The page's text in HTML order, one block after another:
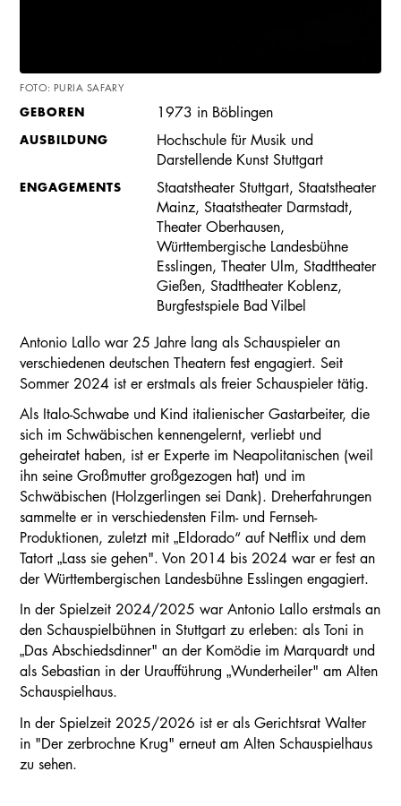
GEBOREN 1973 in Böblingen
AUSBILDUNG
Hochschule für Musik und
Darstellende Kunst Stuttgart
ENGAGEMENTS
Staatstheater Stuttgart, Staatstheater
Mainz, Staatstheater Darmstadt,
Theater Oberhausen,
Württembergische Landesbühne
Esslingen, Theater Ulm, Stadttheater
Gießen, Stadttheater Koblenz,
Burgfestspiele Bad Vilbel
Antonio Lallo war 25 Jahre lang als Schauspieler an
verschiedenen deutschen Theatern fest engagiert. Seit
Sommer 2024 ist er erstmals als freier Schauspieler tätig.
Als Italo-Schwabe und Kind italienischer Gastarbeiter, die
sich im Schwäbischen kennengelernt, verliebt und
geheiratet haben, ist er Experte im Neapolitanischen (weil
ihn seine Großmutter großgezogen hat) und im
Schwäbischen (Holzgerlingen sei Dank). Dreherfahrungen
sammelte er in verschiedensten Film- und Fernseh-
Produktionen, zuletzt mit „Eldorado“ auf Netflix und dem
Tatort „Lass sie gehen". Von 2014 bis 2024 war er fest an
der Württembergischen Landesbühne Esslingen engagiert.
In der Spielzeit 2024/2025 war Antonio Lallo erstmals an
den Schauspielbühnen in Stuttgart zu erleben: als Toni in
„Das Abschiedsdinner" an der Komödie im Marquardt und
als Sebastian in der Uraufführung „Wunderheiler" am Alten
Schauspielhaus.
In der Spielzeit 2025/2026 ist er als Gerichtsrat Walter
in "Der zerbrochne Krug" erneut am Alten Schauspielhaus
zu sehen.
FOTO: PURIA SAFARY